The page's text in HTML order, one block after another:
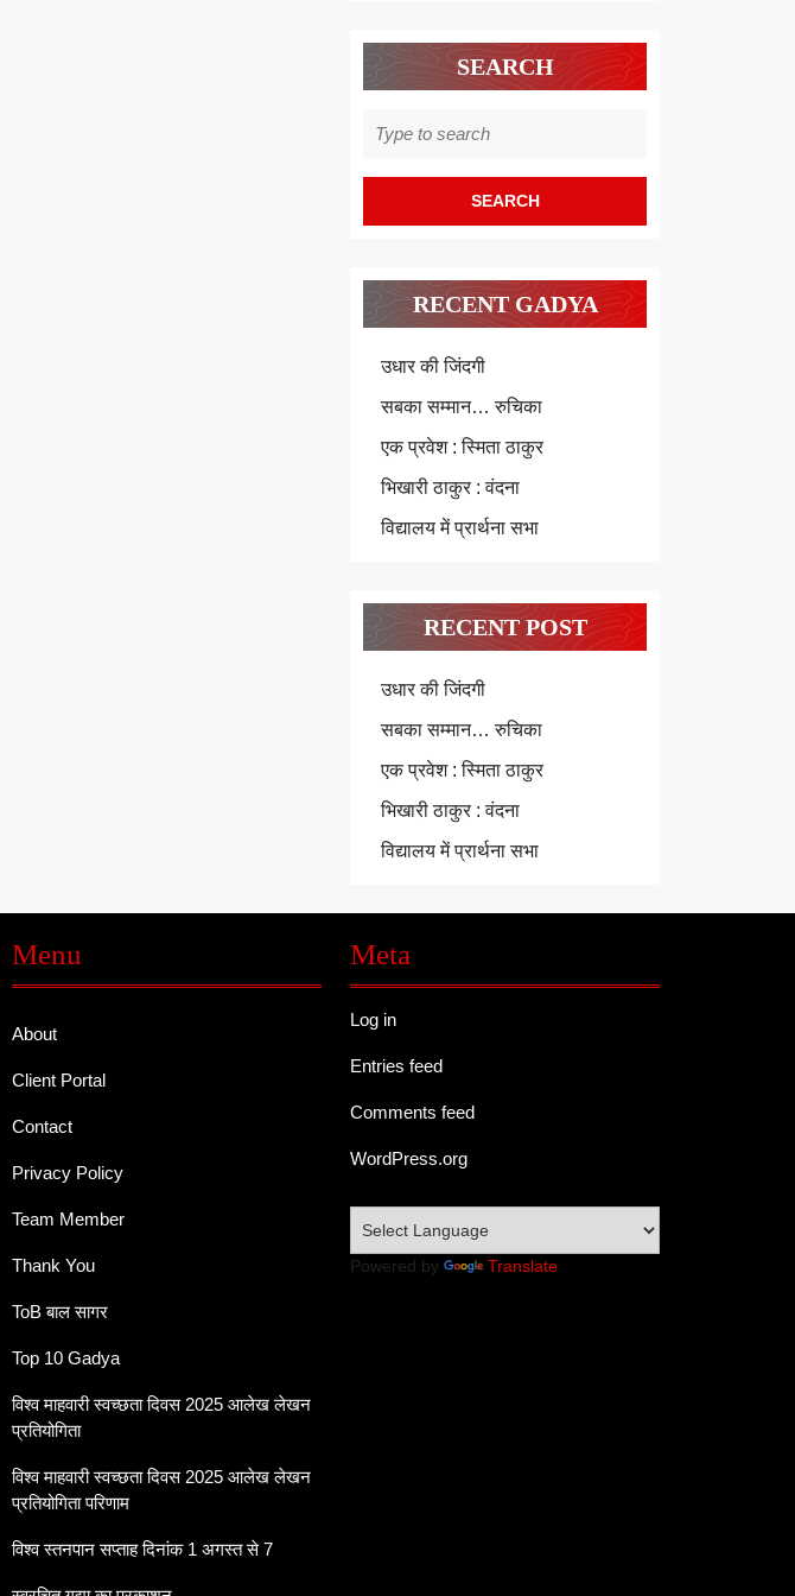
SEARCH
for:
RECENT GADYA
उधार की जिंदगी
सबका सम्मान… रुचिका
एक प्रवेश : स्मिता ठाकुर
भिखारी ठाकुर : वंदना
विद्यालय में प्रार्थना सभा
RECENT POST
उधार की जिंदगी
सबका सम्मान… रुचिका
एक प्रवेश : स्मिता ठाकुर
भिखारी ठाकुर : वंदना
विद्यालय में प्रार्थना सभा
Menu
About
Client Portal
Contact
Privacy Policy
Team Member
Thank You
ToB बाल सागर
Top 10 Gadya
विश्व माहवारी स्वच्छता दिवस 2025 आलेख लेखन
प्रतियोगिता
विश्व माहवारी स्वच्छता दिवस 2025 आलेख लेखन
प्रतियोगिता परिणाम
विश्व स्तनपान सप्ताह दिनांक 1 अगस्त से 7
Meta
Log in
Entries feed
Comments feed
WordPress.org
Powered by Translate